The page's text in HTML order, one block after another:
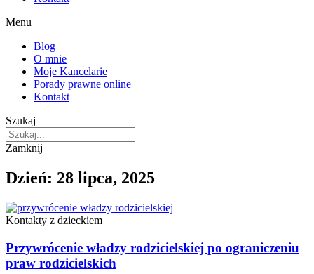
Menu
Blog
O mnie
Moje Kancelarie
Porady prawne online
Kontakt
Szukaj
Zamknij
Dzień: 28 lipca, 2025
Kontakty z dzieckiem
Przywrócenie władzy rodzicielskiej po ograniczeniu
praw rodzicielskich